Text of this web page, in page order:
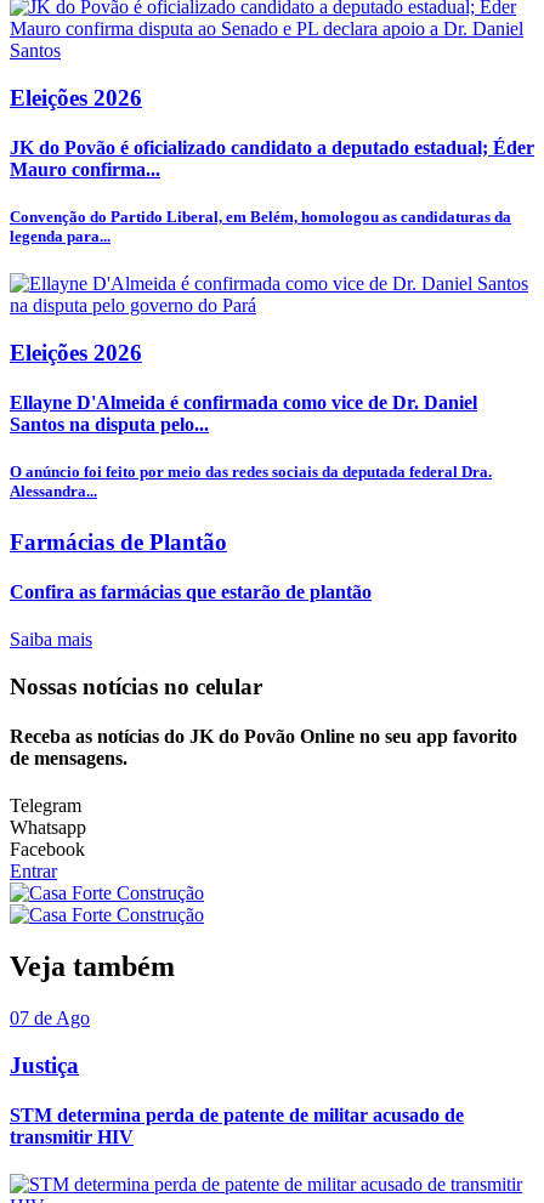
Eleições 2026
JK do Povão é oficializado candidato a deputado estadual; Éder
Mauro confirma...
Convenção do Partido Liberal, em Belém, homologou as candidaturas da
legenda para...
Eleições 2026
Ellayne D'Almeida é confirmada como vice de Dr. Daniel
Santos na disputa pelo...
O anúncio foi feito por meio das redes sociais da deputada federal Dra.
Alessandra...
Farmácias de Plantão
Confira as farmácias que estarão de plantão
Saiba mais
Nossas notícias no celular
Receba as notícias do JK do Povão Online no seu app favorito
de mensagens.
Telegram
Whatsapp
Facebook
Entrar
Veja também
07 de Ago
Justiça
STM determina perda de patente de militar acusado de
transmitir HIV